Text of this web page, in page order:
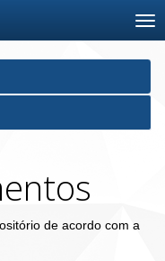
de acordo com a